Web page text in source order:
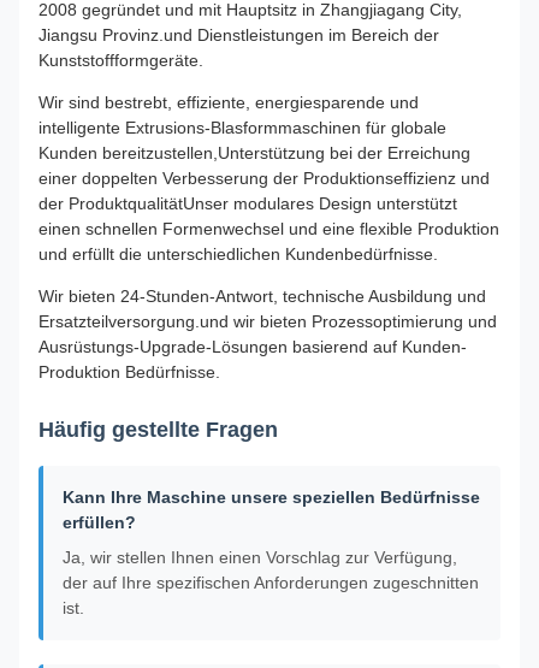
2008 gegründet und mit Hauptsitz in Zhangjiagang City,
Jiangsu Provinz.und Dienstleistungen im Bereich der
Kunststoffformgeräte.
Wir sind bestrebt, effiziente, energiesparende und
intelligente Extrusions-Blasformmaschinen für globale
Kunden bereitzustellen,Unterstützung bei der Erreichung
einer doppelten Verbesserung der Produktionseffizienz und
der ProduktqualitätUnser modulares Design unterstützt
einen schnellen Formenwechsel und eine flexible Produktion
und erfüllt die unterschiedlichen Kundenbedürfnisse.
Wir bieten 24-Stunden-Antwort, technische Ausbildung und
Ersatzteilversorgung.und wir bieten Prozessoptimierung und
Ausrüstungs-Upgrade-Lösungen basierend auf Kunden-
Produktion Bedürfnisse.
Häufig gestellte Fragen
Kann Ihre Maschine unsere speziellen Bedürfnisse
erfüllen?
Ja, wir stellen Ihnen einen Vorschlag zur Verfügung,
der auf Ihre spezifischen Anforderungen zugeschnitten
ist.